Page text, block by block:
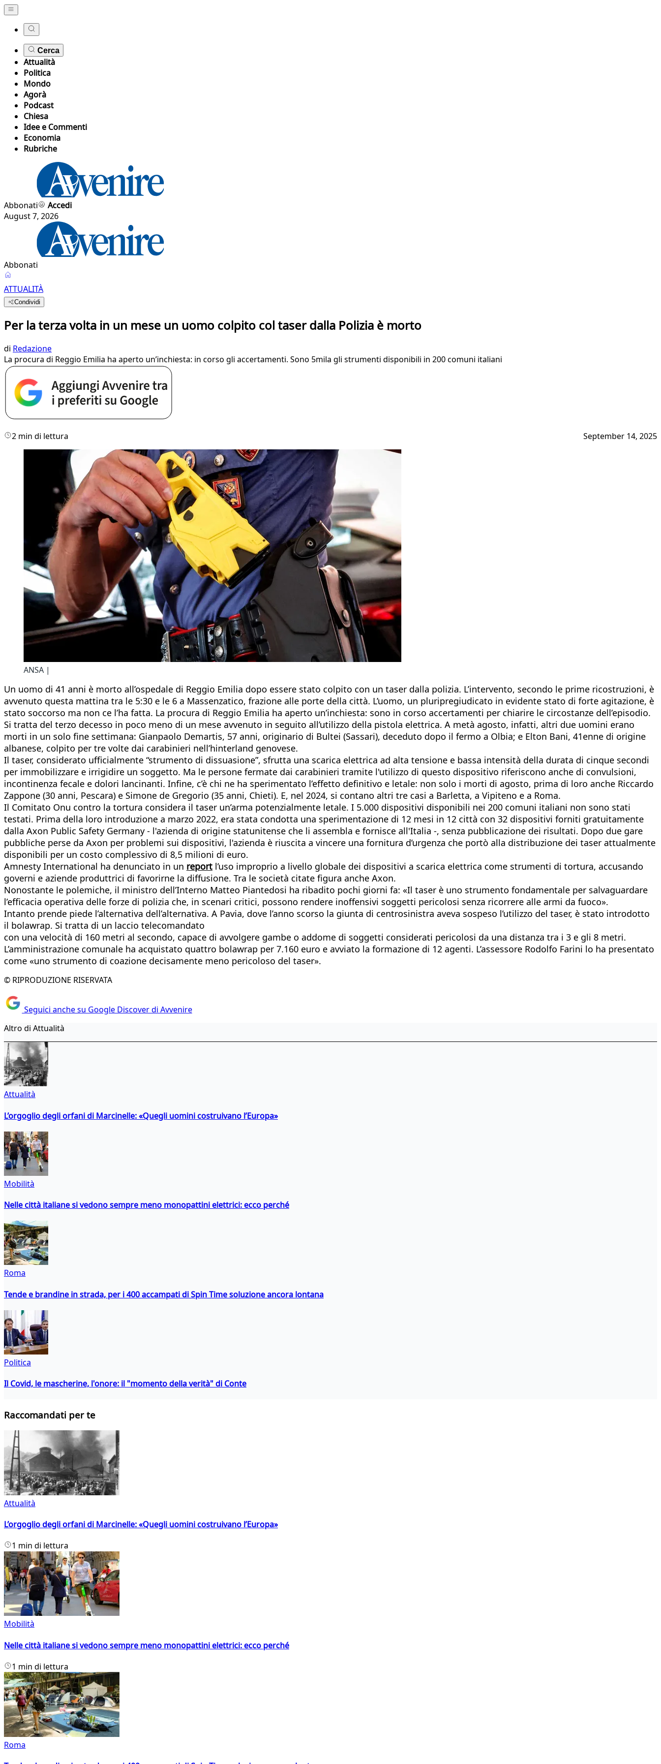
Cerca
Attualità
Politica
Mondo
Agorà
Podcast
Chiesa
Idee e Commenti
Economia
Rubriche
Abbonati
Accedi
August 7, 2026
Abbonati
ATTUALITÀ
Condividi
Per la terza volta in un mese un uomo colpito col taser dalla Polizia è morto
di Redazione
La procura di Reggio Emilia ha aperto un’inchiesta: in corso gli accertamenti. Sono 5mila gli strumenti disponibili in 200 comuni italiani
2 min di lettura September 14, 2025
ANSA |
Un uomo di 41 anni è morto all’ospedale di Reggio Emilia dopo essere stato colpito con un taser dalla polizia. L’intervento, secondo le prime ricostruzioni, è
avvenuto questa mattina tra le 5:30 e le 6 a Massenzatico, frazione alle porte della città. L’uomo, un pluripregiudicato in evidente stato di forte agitazione, è
stato soccorso ma non ce l’ha fatta. La procura di Reggio Emilia ha aperto un’inchiesta: sono in corso accertamenti per chiarire le circostanze dell’episodio.
Si tratta del terzo decesso in poco meno di un mese avvenuto in seguito all’utilizzo della pistola elettrica. A metà agosto, infatti, altri due uomini erano
morti in un solo fine settimana: Gianpaolo Demartis, 57 anni, originario di Bultei (Sassari), deceduto dopo il fermo a Olbia; e Elton Bani, 41enne di origine
albanese, colpito per tre volte dai carabinieri nell’hinterland genovese.
Il taser, considerato ufficialmente “strumento di dissuasione”, sfrutta una scarica elettrica ad alta tensione e bassa intensità della durata di cinque secondi
per immobilizzare e irrigidire un soggetto. Ma le persone fermate dai carabinieri tramite l'utilizzo di questo dispositivo riferiscono anche di convulsioni,
incontinenza fecale e dolori lancinanti. Infine, c’è chi ne ha sperimentato l’effetto definitivo e letale: non solo i morti di agosto, prima di loro anche Riccardo
Zappone (30 anni, Pescara) e Simone de Gregorio (35 anni, Chieti). E, nel 2024, si contano altri tre casi a Barletta, a Vipiteno e a Roma.
Il Comitato Onu contro la tortura considera il taser un’arma potenzialmente letale. I 5.000 dispositivi disponibili nei 200 comuni italiani non sono stati
testati. Prima della loro introduzione a marzo 2022, era stata condotta una sperimentazione di 12 mesi in 12 città con 32 dispositivi forniti gratuitamente
dalla Axon Public Safety Germany - l'azienda di origine statunitense che li assembla e fornisce all'Italia -, senza pubblicazione dei risultati. Dopo due gare
pubbliche perse da Axon per problemi sui dispositivi, l'azienda è riuscita a vincere una fornitura d’urgenza che portò alla distribuzione dei taser attualmente
disponibili per un costo complessivo di 8,5 milioni di euro.
Amnesty International ha denunciato in un report l’uso improprio a livello globale dei dispositivi a scarica elettrica come strumenti di tortura, accusando
governi e aziende produttrici di favorirne la diffusione. Tra le società citate figura anche Axon.
Nonostante le polemiche, il ministro dell’Interno Matteo Piantedosi ha ribadito pochi giorni fa: «Il taser è uno strumento fondamentale per salvaguardare
l’efficacia operativa delle forze di polizia che, in scenari critici, possono rendere inoffensivi soggetti pericolosi senza ricorrere alle armi da fuoco».
Intanto prende piede l’alternativa dell’alternativa. A Pavia, dove l’anno scorso la giunta di centrosinistra aveva sospeso l’utilizzo del taser, è stato introdotto
il bolawrap. Si tratta di un laccio telecomandato
con una velocità di 160 metri al secondo, capace di avvolgere gambe o addome di soggetti considerati pericolosi da una distanza tra i 3 e gli 8 metri.
L’amministrazione comunale ha acquistato quattro bolawrap per 7.160 euro e avviato la formazione di 12 agenti. L’assessore Rodolfo Farini lo ha presentato
come «uno strumento di coazione decisamente meno pericoloso del taser».
© RIPRODUZIONE RISERVATA
Seguici anche su Google Discover di Avvenire
Altro di Attualità
Attualità
L’orgoglio degli orfani di Marcinelle: «Quegli uomini costruivano l’Europa»
Mobilità
Nelle città italiane si vedono sempre meno monopattini elettrici: ecco perché
Roma
Tende e brandine in strada, per i 400 accampati di Spin Time soluzione ancora lontana
Politica
Il Covid, le mascherine, l'onore: il "momento della verità" di Conte
Raccomandati per te
Attualità
L’orgoglio degli orfani di Marcinelle: «Quegli uomini costruivano l’Europa»
1 min di lettura
Mobilità
Nelle città italiane si vedono sempre meno monopattini elettrici: ecco perché
1 min di lettura
Roma